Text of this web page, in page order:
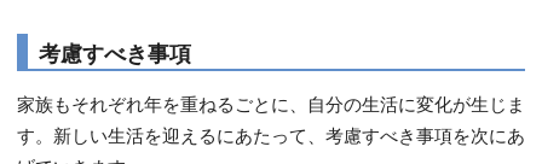
考慮すべき事項
家族もそれぞれ年を重ねるごとに、自分の生活に変化が生じま
す。新しい生活を迎えるにあたって、考慮すべき事項を次にあ